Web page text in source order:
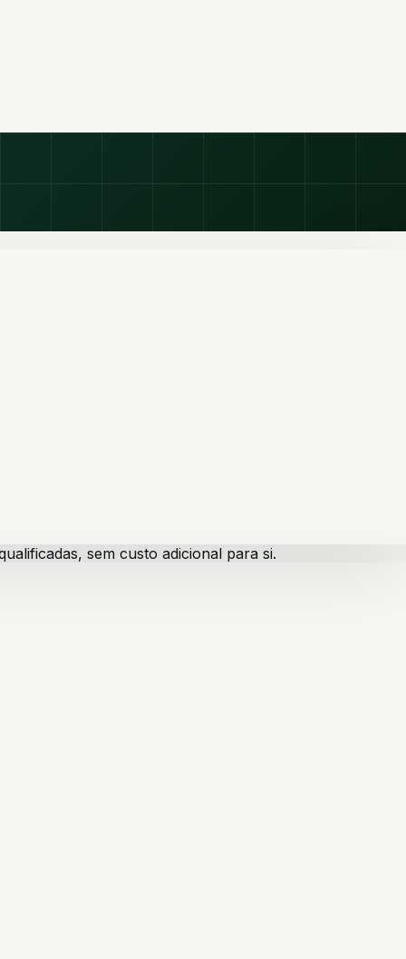
sem custo adicional para si.